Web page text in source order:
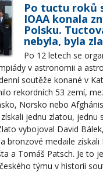
Po tuctu roků
IOAA konala
Polsku.
nebyla, byla
Po 12 letech se
v astronomii a
soutěže konané v
rekordních 53 zemí,
Norsko nebo
jednu zlatou, jednu
vybojoval David
bronzové medaile získali
a Tomáš Patsch. Je to
týmu v historii